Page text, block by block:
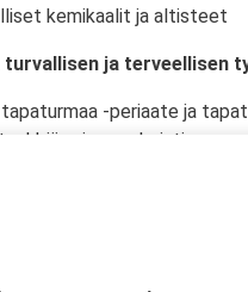
kemikaalit ja altisteet
turvallisen ja terveellisen
-periaate ja
ja ennakointi